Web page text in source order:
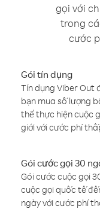
gọi với
trong
cước
Gói tín dụng
Tín dụng Viber Out
bạn mua số lượng
thể thực hiện cuộc
giới với cước phí
Gói cước gọi 30
Gói cước cuộc gọi
cuộc gọi quốc tế
ngày với cước phí